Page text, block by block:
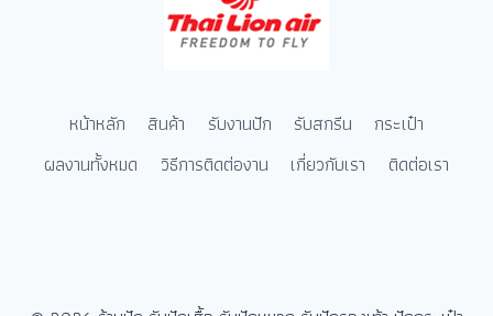
หน้าหลัก สินค้า รับงานปัก รับสกรีน
กระเป๋า
ผลงานทั้งหมด
วิธีการติดต่องาน เกี่ยวกับเรา ติดต่อเรา